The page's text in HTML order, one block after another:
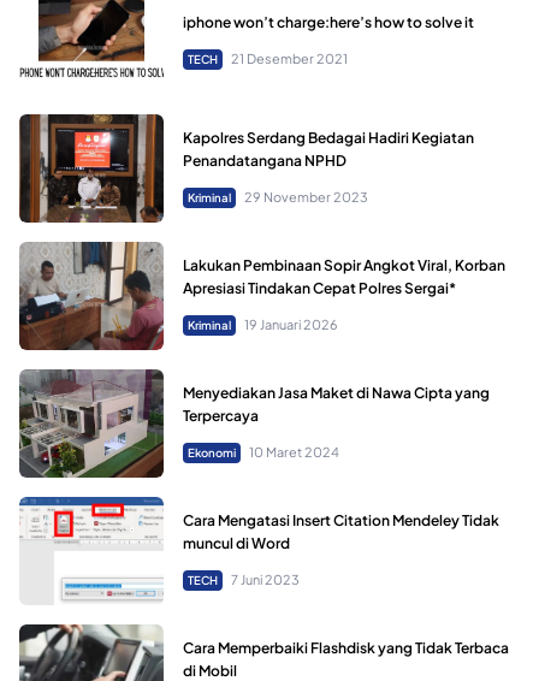
iphone won’t charge:here’s how to solve it
TECH 21 Desember 2021
Kapolres Serdang Bedagai Hadiri Kegiatan
Penandatangana NPHD
Kriminal 29 November 2023
Lakukan Pembinaan Sopir Angkot Viral, Korban
Apresiasi Tindakan Cepat Polres Sergai*
Kriminal 19 Januari 2026
Menyediakan Jasa Maket di Nawa Cipta yang
Terpercaya
Ekonomi 10 Maret 2024
Cara Mengatasi Insert Citation Mendeley Tidak
muncul di Word
TECH 7 Juni 2023
Cara Memperbaiki Flashdisk yang Tidak Terbaca
di Mobil